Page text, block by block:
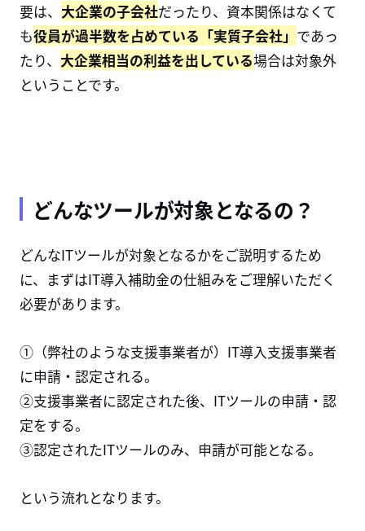
要は、 大企業の子会社だったり、資本関係はなくて
も役員が過半数を占めている「実質子会社」 であっ
たり、 大企業相当の利益を出している場合は対象外
ということです。
どんなツールが対象となるの？
どんなITツールが対象となるかをご説明するため
に、まずはIT導入補助金の仕組みをご理解いただく
必要があります。
①（弊社のような支援事業者が）IT導入支援事業者
に申請・認定される。
②支援事業者に認定された後、ITツールの申請・認
定をする。
③認定されたITツールのみ、申請が可能となる。
という流れとなります。